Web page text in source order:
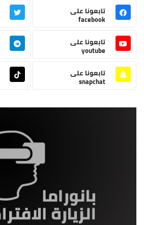
تابعونا على
facebook
تابعونا على
youtube
تابعونا على
snapchat